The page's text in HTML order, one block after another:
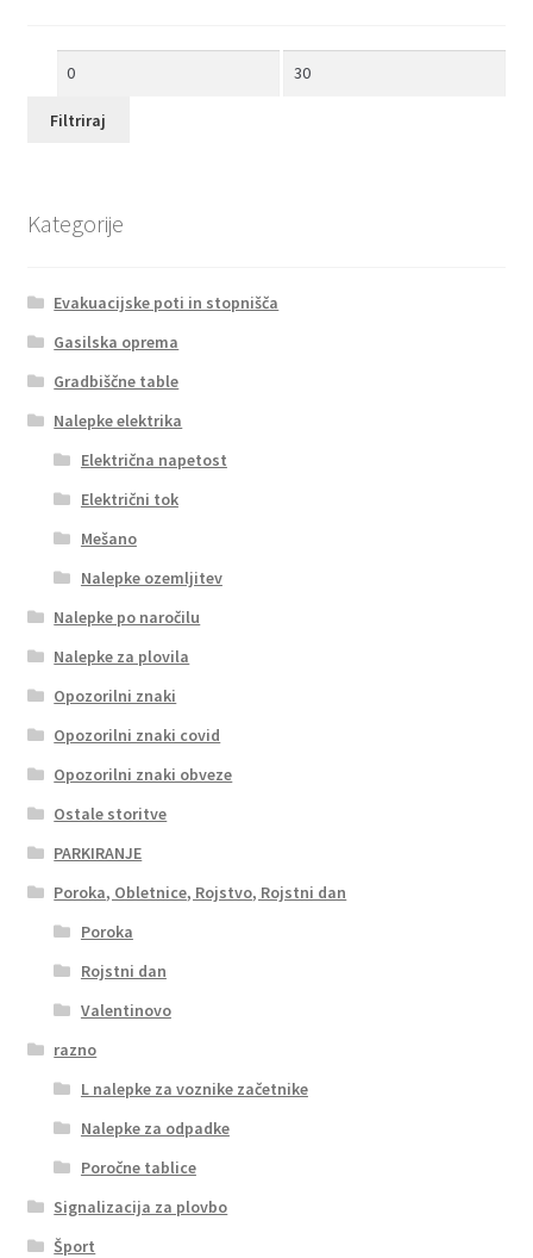
Min
Max
Filtriraj
Kategorije
Evakuacijske poti in stopnišča
Gasilska oprema
Gradbiščne table
Nalepke elektrika
Električna napetost
Električni tok
Mešano
Nalepke ozemljitev
Nalepke po naročilu
Nalepke za plovila
Opozorilni znaki
Opozorilni znaki covid
Opozorilni znaki obveze
Ostale storitve
PARKIRANJE
Poroka, Obletnice, Rojstvo, Rojstni dan
Poroka
Rojstni dan
Valentinovo
razno
L nalepke za voznike začetnike
Nalepke za odpadke
Poročne tablice
Signalizacija za plovbo
Šport